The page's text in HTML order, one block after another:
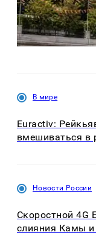
В мире
Euractiv:
вмешиваться в
Новости России
Скоростной 4G
слияния Камы